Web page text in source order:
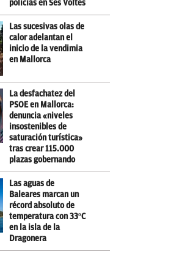
policías en Ses Voltes
Las sucesivas olas de
calor adelantan el
inicio de la vendimia
en Mallorca
La desfachatez del
PSOE en Mallorca:
denuncia «niveles
insostenibles de
saturación turística»
tras crear 115.000
plazas gobernando
Las aguas de
Baleares marcan un
récord absoluto de
temperatura con 33ºC
en la isla de la
Dragonera